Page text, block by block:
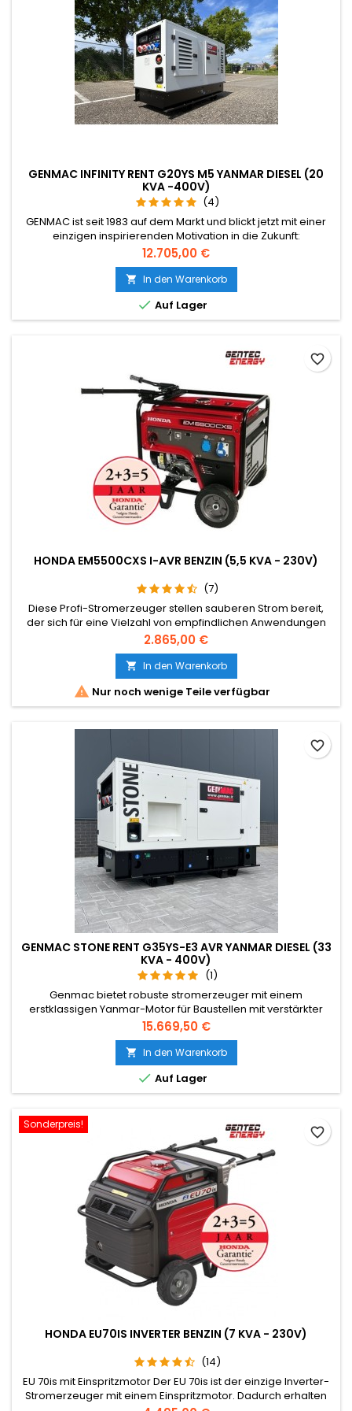
GENMAC INFINITY RENT G20YS M5 YANMAR DIESEL (20
KVA -400V)
(4)
GENMAC ist seit 1983 auf dem Markt und blickt jetzt mit einer
einzigen inspirierenden Motivation in die Zukunft:
hochwertige Stromerzeuger auf der ganzen Welt zu
verkaufen, um allen Menschen zu helfen, ihre Arbeit in jeder
Umgebung zu erledigen, ohne auf Sicherheit zu verzichten.
Ein Qualitätsprodukt, das Ihnen ein Leben lang zur Seite steht.
Preis
12.705,00 €
 In den Warenkorb
 Auf Lager
HONDA EM5500CXS I-AVR BENZIN (5,5 KVA - 230V)
(7)
Diese Profi-Stromerzeuger stellen sauberen Strom bereit,
der sich für eine Vielzahl von empfindlichen Anwendungen
eignet, wie beispielsweise im Baugewerbe, in der
Gastronomie, im Notdienst oder zur
Hausnotstromversorgung.
Preis
2.865,00 €
 In den Warenkorb
 Nur noch wenige Teile verfügbar
favorite_border
GENMAC STONE RENT G35YS-E3 AVR YANMAR DIESEL (33
KVA - 400V)
(1)
Genmac bietet robuste stromerzeuger mit einem
erstklassigen Yanmar-Motor für Baustellen mit verstärkter
Struktur an, die mit praktischen bilateralen
Gabelstaplertaschen ausgestattet sind, die es ermöglichen,
den stromerzeuger sowohl von der langen als auch von der
kurzen Seite nach außen aufzunehmen Sicherheit.
{gformbuilderpro:3}
Preis
15.669,50 €
 In den Warenkorb
 Auf Lager
favorite_border
Sonderpreis!
HONDA EU70IS INVERTER BENZIN (7 KVA - 230V)
(14)
EU 70is mit Einspritzmotor Der EU 70is ist der einzige Inverter-
Stromerzeuger mit einem Einspritzmotor. Dadurch erhalten
favorite_border